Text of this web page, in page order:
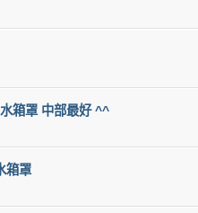
箱罩 中部最好 ^^
箱罩